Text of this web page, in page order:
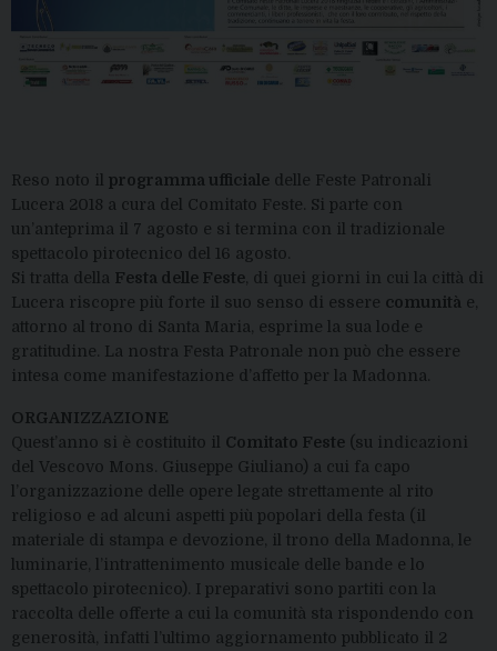
Reso noto il programma ufficiale delle Feste Patronali
Lucera 2018 a cura del Comitato Feste. Si parte con
un’anteprima il 7 agosto e si termina con il tradizionale
spettacolo pirotecnico del 16 agosto.
Si tratta della Festa delle Feste , di quei giorni in cui la città di
Lucera riscopre più forte il suo senso di essere comunità e,
attorno al trono di Santa Maria, esprime la sua lode e
gratitudine. La nostra Festa Patronale non può che essere
intesa come manifestazione d’affetto per la Madonna.
ORGANIZZAZIONE
Quest’anno si è costituito il Comitato Feste (su indicazioni
del Vescovo Mons. Giuseppe Giuliano) a cui fa capo
l’organizzazione delle opere legate strettamente al rito
religioso e ad alcuni aspetti più popolari della festa (il
materiale di stampa e devozione, il trono della Madonna, le
luminarie, l’intrattenimento musicale delle bande e lo
spettacolo pirotecnico). I preparativi sono partiti con la
raccolta delle offerte a cui la comunità sta rispondendo con
generosità, infatti l’ultimo aggiornamento pubblicato il 2